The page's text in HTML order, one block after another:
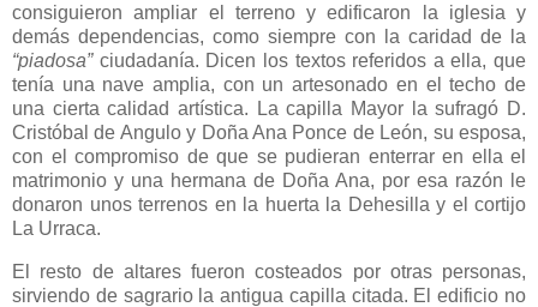
consiguieron ampliar el terreno y edificaron la iglesia y
demás dependencias, como siempre con la caridad de la
“piadosa”ciudadanía. Dicen los textos referidos a ella, que
tenía una nave amplia, con un artesonado en el techo de
una cierta calidad artística. La capilla Mayor la sufragó D.
Cristóbal de Angulo y Doña Ana Ponce de León, su esposa,
con el compromiso de que se pudieran enterrar en ella el
matrimonio y una hermana de Doña Ana, por esa razón le
donaron unos terrenos en la huerta la Dehesilla y el cortijo
La Urraca.
El resto de altares fueron costeados por otras personas,
sirviendo de sagrario la antigua capilla citada. El edificio no